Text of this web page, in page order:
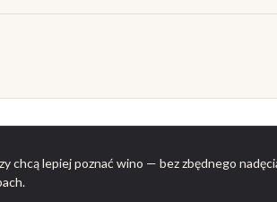
chcą lepiej poznać wino — bez zbędnego